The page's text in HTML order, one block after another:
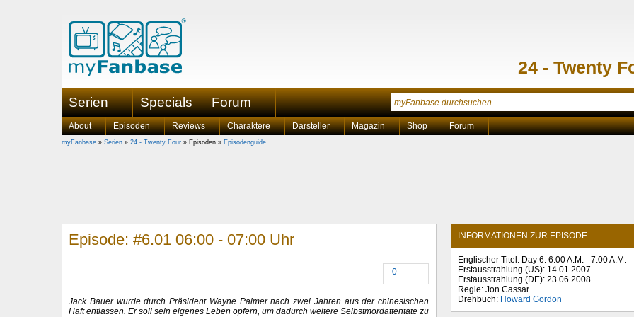
24 - Twenty
Serien Specials Forum
About Episoden Reviews Charaktere Darsteller Magazin Shop Forum
myFanbase » Serien » 24 - Twenty Four » Episoden » Episodenguide
Episode: #6.01 06:00 - 07:00 Uhr
0
Jack Bauer wurde durch Präsident Wayne Palmer nach zwei Jahren aus der chinesischen
Haft entlassen. Er soll sein eigenes Leben opfern, um dadurch weitere Selbstmordattentate zu
INFORMATIONEN ZUR EPISODE
Englischer Titel: Day 6: 6:00 A.M. - 7:00 A.M.
Erstausstrahlung (US): 14.01.2007
Erstausstrahlung (DE): 23.06.2008
Regie: Jon Cassar
Drehbuch: Howard Gordon